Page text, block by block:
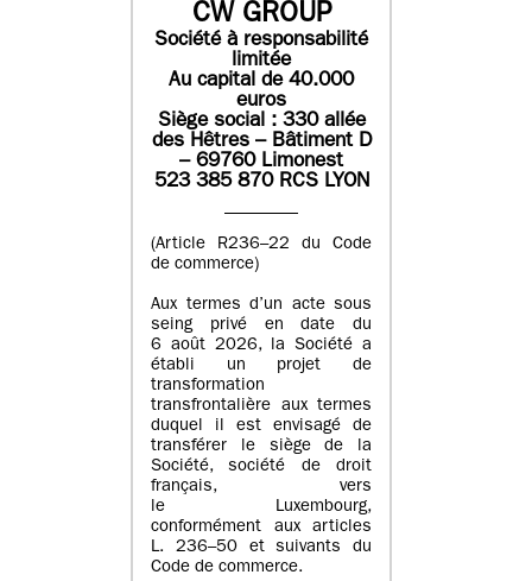
CW GROUP
Société à responsabilité
limitée
Au capital de 40.000
euros
Siège social : 330 allée
des Hêtres – Bâtiment D
– 69760 Limonest
523 385 870 RCS LYON
(Article R236–22 du Code
de commerce)
Aux termes d’un acte sous
seing privé en date du
6 août 2026, la Société a
établi un projet de
transformation
transfrontalière aux termes
duquel il est envisagé de
transférer le siège de la
Société, société de droit
français, vers
le Luxembourg,
conformément aux articles
L. 236–50 et suivants du
Code de commerce.